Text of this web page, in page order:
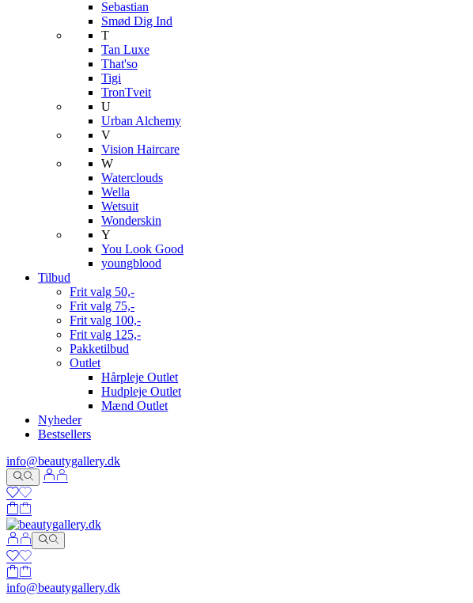
Sebastian
Smød Dig Ind
T
Tan Luxe
That'so
Tigi
TronTveit
U
Urban Alchemy
V
Vision Haircare
W
Waterclouds
Wella
Wetsuit
Wonderskin
Y
You Look Good
youngblood
Tilbud
Frit valg 50,-
Frit valg 75,-
Frit valg 100,-
Frit valg 125,-
Pakketilbud
Outlet
Hårpleje Outlet
Hudpleje Outlet
Mænd Outlet
Nyheder
Bestsellers
info@beautygallery.dk
info@beautygallery.dk